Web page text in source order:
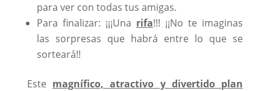
para ver con todas tus amigas.
Para finalizar: ¡¡¡Una rifa!!! ¡¡No te imaginas
las sorpresas que habrá entre lo que se
sorteará!!
Este magnífico, atractivo y divertido plan